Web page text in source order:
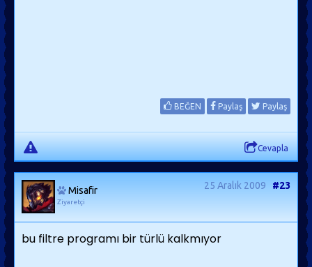
BEĞEN Paylaş Paylaş
Cevapla
Misafir
Ziyaretçi
25 Aralık 2009 #23
bu filtre programı bir türlü kalkmıyor